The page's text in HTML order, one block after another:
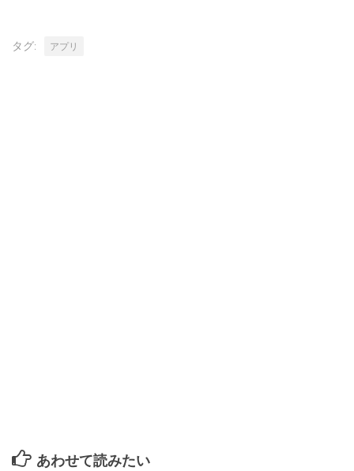
タグ: アプリ
あわせて読みたい